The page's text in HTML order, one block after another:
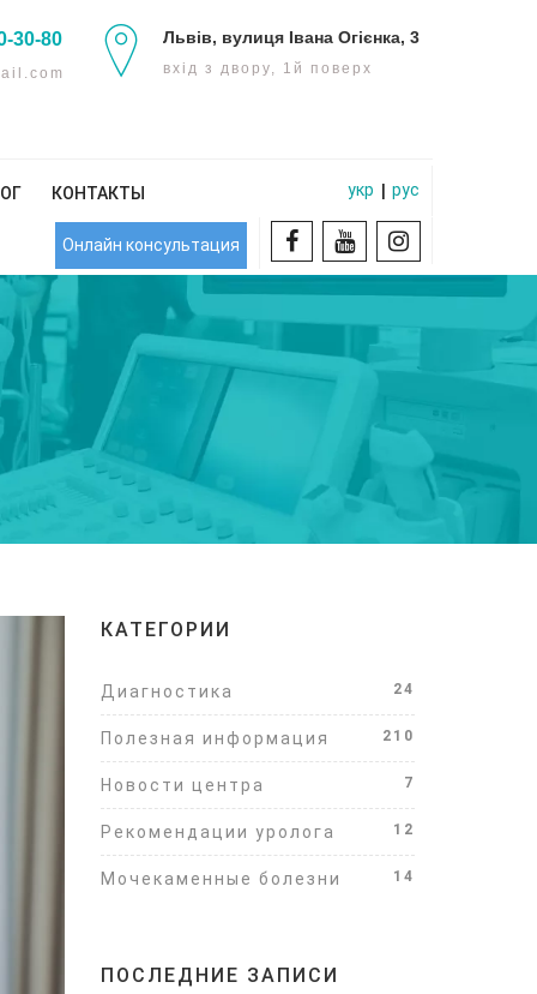
30-80 Львів, вулиця Івана Огієнка, 3
вхід з двору, 1й поверх
КОНТАКТЫ укр рус
Онлайн консультация
КАТЕГОРИИ
Диагностика 24
Полезная информация 210
Новости центра 7
Рекомендации уролога 12
Мочекаменные болезни 14
ПОСЛЕДНИЕ ЗАПИСИ